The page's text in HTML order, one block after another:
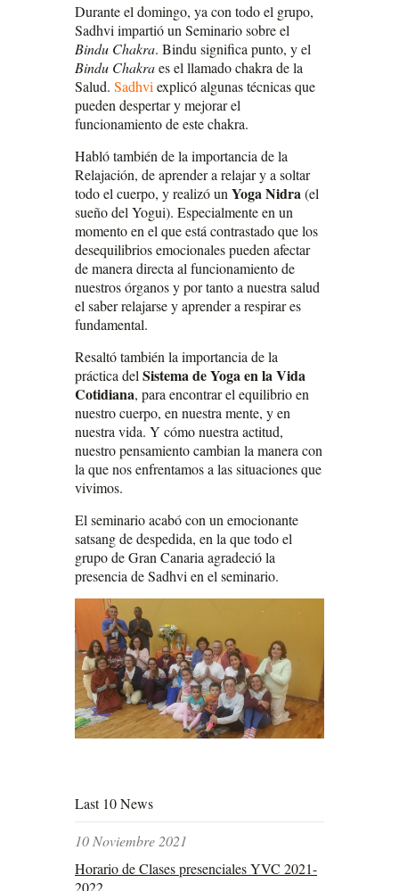
Durante el domingo, ya con todo el grupo,
Sadhvi impartió un Seminario sobre el
Bindu Chakra. Bindu significa punto, y el
Bindu Chakraes el llamado chakra de la
Salud. Sadhvi explicó algunas técnicas que
pueden despertar y mejorar el
funcionamiento de este chakra.
Habló también de la importancia de la
Relajación, de aprender a relajar y a soltar
todo el cuerpo, y realizó un Yoga Nidra (el
sueño del Yogui). Especialmente en un
momento en el que está contrastado que los
desequilibrios emocionales pueden afectar
de manera directa al funcionamiento de
nuestros órganos y por tanto a nuestra salud
el saber relajarse y aprender a respirar es
fundamental.
Resaltó también la importancia de la
práctica del Sistema de Yoga en la Vida
Cotidiana, para encontrar el equilibrio en
nuestro cuerpo, en nuestra mente, y en
nuestra vida. Y cómo nuestra actitud,
nuestro pensamiento cambian la manera con
la que nos enfrentamos a las situaciones que
vivimos.
El seminario acabó con un emocionante
satsang de despedida, en la que todo el
grupo de Gran Canaria agradeció la
presencia de Sadhvi en el seminario.
Last 10 News
10 Noviembre 2021
Horario de Clases presenciales YVC 2021-
2022